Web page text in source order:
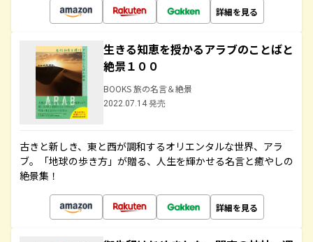
詳細を見る
生きる知恵を授かるアラブのことばと
絶景１００
BOOKS 旅の名言＆絶景
2022.07.14 発売
古きと新しき、東と西が調和するオリエンタルな世界、アラ
ブ。「地球の歩き方」が贈る、人生を輝かせる名言と癒やしの
絶景集！
詳細を見る